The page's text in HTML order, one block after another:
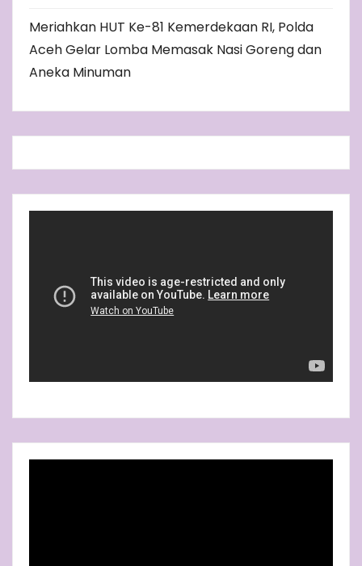
Meriahkan HUT Ke-81 Kemerdekaan RI, Polda
Aceh Gelar Lomba Memasak Nasi Goreng dan
Aneka Minuman